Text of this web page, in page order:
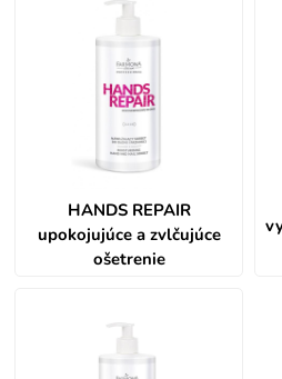
HANDS REPAIR
upokojujúce a zvlčujúce
ošetrenie